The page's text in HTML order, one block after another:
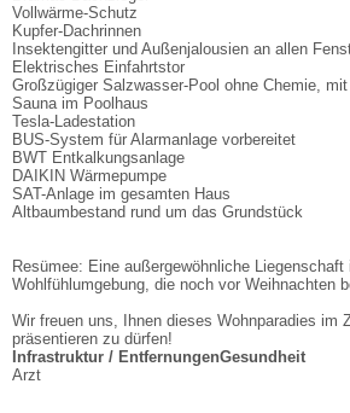
Vollwärme-Schutz
Kupfer-Dachrinnen
Insektengitter und Außenjalousien an allen
Elektrisches Einfahrtstor
Großzügiger Salzwasser-Pool ohne Chemie,
Sauna im Poolhaus
Tesla-Ladestation
BUS-System für Alarmanlage vorbereitet
BWT Entkalkungsanlage
DAIKIN Wärmepumpe
SAT-Anlage im gesamten Haus
Altbaumbestand rund um das Grundstück
Resümee: Eine außergewöhnliche
Wohlfühlumgebung, die noch vor Weihnachten
Wir freuen uns, Ihnen dieses Wohnparadies im
präsentieren zu dürfen!
Infrastruktur / EntfernungenGesundheit
Arzt